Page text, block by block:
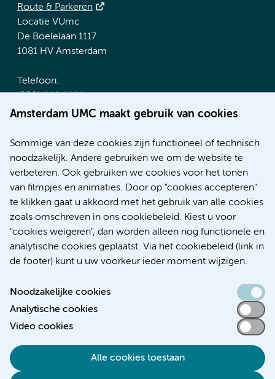
Amsterdam UMC maakt gebruik van cookies
Sommige van deze cookies zijn functioneel of technisch
noodzakelijk. Andere gebruiken we om de website te
verbeteren. Ook gebruiken we cookies voor het tonen
van filmpjes en animaties. Door op "cookies accepteren"
te klikken gaat u akkoord met het gebruik van alle cookies
zoals omschreven in ons cookiebeleid. Kiest u voor
"cookies weigeren", dan worden alleen nog functionele en
analytische cookies geplaatst. Via het cookiebeleid (link in
de footer) kunt u uw voorkeur ieder moment wijzigen.
Noodzakelijke cookies
Analytische cookies
Video cookies
Alle cookies toestaan
Route & Parkeren
Locatie VUmc
De Boelelaan 1117
1081 HV Amsterdam
Telefoon:
(020) 444 4444
Route & Parkeren
Meer Amsterdam UMC websites:
Werken bij Amsterdam UMC
Over Amsterdam UMC
Nieuws
Research
Educatie Locatie VUmc
Toegankelijkheidsverklaring
Algemene privacyverklaring